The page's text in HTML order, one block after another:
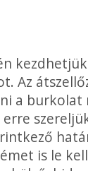
Az
a
is le